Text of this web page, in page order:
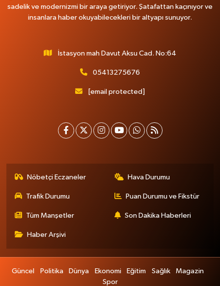
sadelik ve modernizmi bir araya getiriyor. Şatafattan kaçınıyor ve
insanlara haber okuyabilecekleri bir altyapı sunuyor.
İstasyon mah Davut Aksu Cad. No:64
05413275676
[email protected]
Nöbetçi Eczaneler Hava Durumu
Trafik Durumu Puan Durumu ve Fikstür
Tüm Manşetler Son Dakika Haberleri
Haber Arşivi
Güncel Politika Dünya Ekonomi Eğitim Sağlık
Magazin
Spor